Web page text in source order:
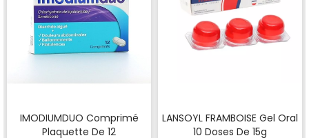
IMODIUMDUO Comprimé
Plaquette De 12
LANSOYL FRAMBOISE Gel Oral
10 Doses De 15g